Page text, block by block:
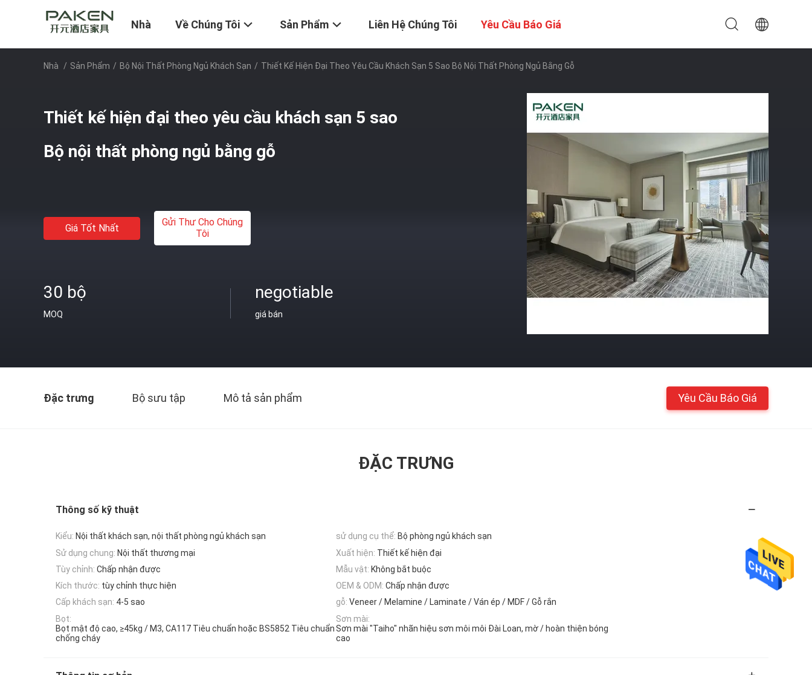
Nhà Về Chúng Tôi Sản Phẩm Liên Hệ Chúng Tôi Yêu Cầu Báo Giá
Nhà / Sản Phẩm / Bộ Nội Thất Phòng Ngủ Khách Sạn / Thiết Kế Hiện Đại Theo Yêu Cầu Khách Sạn 5 Sao Bộ Nội Thất Phòng Ngủ Bằng Gỗ
Thiết kế hiện đại theo yêu cầu khách sạn 5 sao
Bộ nội thất phòng ngủ bằng gỗ
Giá Tốt Nhất
Gửi Thư Cho Chúng
Tôi
30 bộ
MOQ
negotiable
giá bán
Đặc trưng Bộ sưu tập Mô tả sản phẩm Yêu Cầu Báo Giá
ĐẶC TRƯNG
Thông số kỹ thuật
Kiểu: Nội thất khách sạn, nội thất phòng ngủ khách sạn sử dụng cụ thể: Bộ phòng ngủ khách sạn
Sử dụng chung: Nội thất thương mại Xuất hiện: Thiết kế hiện đại
Tùy chỉnh: Chấp nhận được Mẫu vật: Không bắt buộc
Kích thước: tùy chỉnh thực hiện OEM & ODM: Chấp nhận được
Cấp khách sạn: 4-5 sao gỗ: Veneer / Melamine / Laminate / Ván ép / MDF / Gỗ rắn
Bọt:
Bọt mật độ cao, ≥45kg / M3, CA117 Tiêu chuẩn hoặc BS5852 Tiêu chuẩn
chống cháy
Sơn mài:
Sơn mài "Taiho" nhãn hiệu sơn môi môi Đài Loan, mờ / hoàn thiện bóng
cao